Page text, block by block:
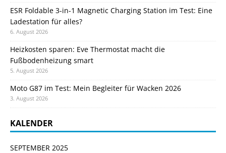
ESR Foldable 3-in-1 Magnetic Charging Station im Test: Eine
Ladestation für alles?
6. August 2026
Heizkosten sparen: Eve Thermostat macht die
Fußbodenheizung smart
5. August 2026
Moto G87 im Test: Mein Begleiter für Wacken 2026
3. August 2026
KALENDER
SEPTEMBER 2025